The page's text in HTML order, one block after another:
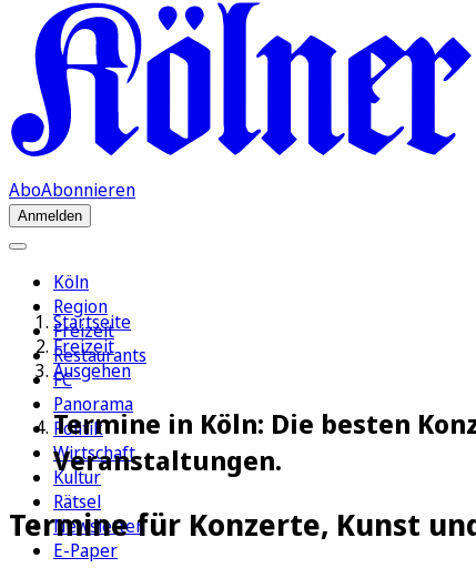
AboAbonnieren
Anmelden
Köln
Region
Freizeit
Restaurants
FC
Panorama
Politik
Wirtschaft
Kultur
Rätsel
Newsletter
E-Paper
Startseite
Freizeit
Ausgehen
Termine in Köln: Die besten
Veranstaltungen.
Termine für Konzerte, Kunst